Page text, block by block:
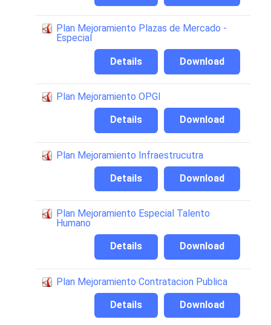
Plan Mejoramiento Plazas de Mercado -
Especial
Download
Details
Plan Mejoramiento OPGI
Download
Details
Plan Mejoramiento Infraestrucutra
Download
Details
Plan Mejoramiento Especial Talento
Humano
Download
Details
Plan Mejoramiento Contratacion Publica
Download
Details